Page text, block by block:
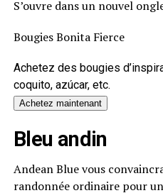
S’ouvre dans un nouvel
Bougies Bonita Fierce
Achetez des bougies
coquito, azúcar, etc.
Achetez maintenant
Bleu andin
Andean Blue vous
randonnée ordinaire pour